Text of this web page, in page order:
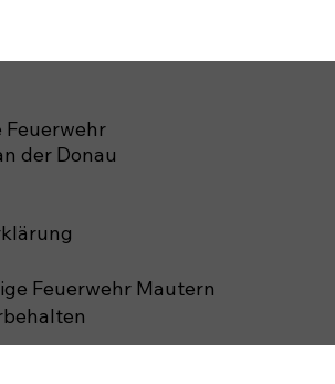
Feuerwehr Mautern
Feuerwehr
der Donau